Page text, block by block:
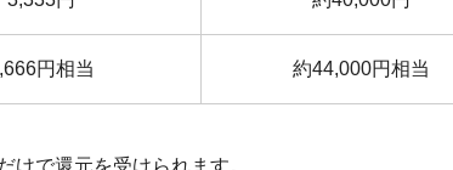
円相当 約44,000円相当
けで還元を受けられます。